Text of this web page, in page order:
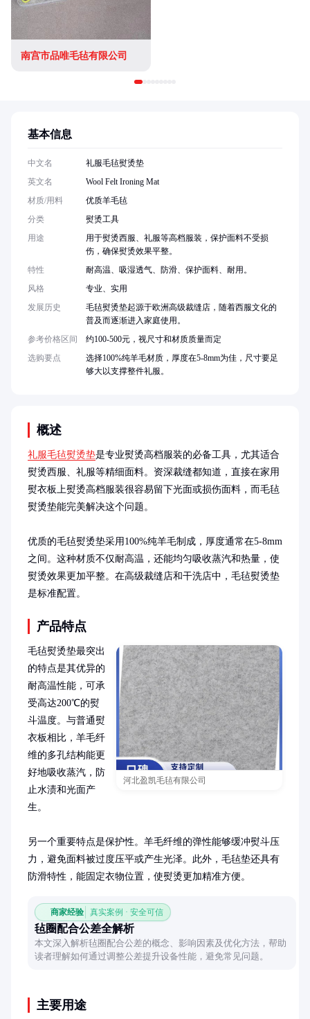
南宫市品唯毛毡有限公司
概述
礼服毛毡熨烫垫是专业熨烫高档服装的必备工具，尤其适合
熨烫西服、礼服等精细面料。资深裁缝都知道，直接在家用
熨衣板上熨烫高档服装很容易留下光面或损伤面料，而毛毡
熨烫垫能完美解决这个问题。
优质的毛毡熨烫垫采用100%纯羊毛制成，厚度通常在5-8mm
之间。这种材质不仅耐高温，还能均匀吸收蒸汽和热量，使
熨烫效果更加平整。在高级裁缝店和干洗店中，毛毡熨烫垫
是标准配置。
产品特点
河北盈凯毛毡有限公司
毛毡熨烫垫最突出
的特点是其优异的
耐高温性能，可承
受高达200℃的熨
斗温度。与普通熨
衣板相比，羊毛纤
维的多孔结构能更
好地吸收蒸汽，防
止水渍和光面产
生。
另一个重要特点是保护性。羊毛纤维的弹性能够缓冲熨斗压
力，避免面料被过度压平或产生光泽。此外，毛毡垫还具有
防滑特性，能固定衣物位置，使熨烫更加精准方便。
商家经验 真实案例 · 安全可信
毡圈配合公差全解析
本文深入解析毡圈配合公差的概念、影响因素及优化方法，帮助
读者理解如何通过调整公差提升设备性能，避免常见问题。
主要用途
基本信息
中文名
礼服毛毡熨烫垫
英文名
Wool Felt Ironing Mat
材质/用料
优质羊毛毡
分类
熨烫工具
用途
用于熨烫西服、礼服等高档服装，保护面料不受损
伤，确保熨烫效果平整。
特性
耐高温、吸湿透气、防滑、保护面料、耐用。
风格
专业、实用
发展历史
毛毡熨烫垫起源于欧洲高级裁缝店，随着西服文化的
普及而逐渐进入家庭使用。
参考价格区间
约100-500元，视尺寸和材质质量而定
选购要点
选择100%纯羊毛材质，厚度在5-8mm为佳，尺寸要足
够大以支撑整件礼服。